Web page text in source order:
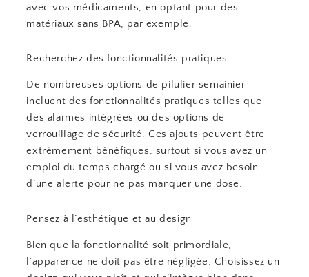
avec vos médicaments, en optant pour des
matériaux sans BPA, par exemple.
Recherchez des fonctionnalités pratiques
De nombreuses options de pilulier semainier
incluent des fonctionnalités pratiques telles que
des alarmes intégrées ou des options de
verrouillage de sécurité. Ces ajouts peuvent être
extrêmement bénéfiques, surtout si vous avez un
emploi du temps chargé ou si vous avez besoin
d’une alerte pour ne pas manquer une dose.
Pensez à l’esthétique et au design
Bien que la fonctionnalité soit primordiale,
l’apparence ne doit pas être négligée. Choisissez un